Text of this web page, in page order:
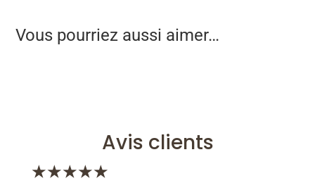
Vous pourriez aussi aimer…
Avis clients
★★★★★